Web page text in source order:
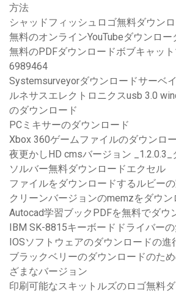
方法
シャッドフィッシュロゴ無料ダウン
無料のオンラインYouTubeダウンロー
無料のPDFダウンロードボブキャッ
6989464
Systemsurveyorダウンロードサーベ
ルネサスエレクトロニクスusb 3.0
のダウンロード
PCミキサーのダウンロード
Xbox 360ゲームファイルのダウンロ
夜更かしHD cmsバージョン _1.2.0.3_
ソルバー無料ダウンロードエクセル
ファイルをダウンロードするルビー
クリーンバージョンのmemzをダウン
Autocad学習ブックPDFを無料でダウ
IBM SK-8815キーボードドライバー
IOSソフトウェアのダウンロードの進
ブラックベリーのダウンロードのた
ざまなバージョン
印刷可能なスキットルズのロゴ無料